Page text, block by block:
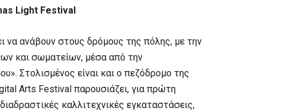
Light Festival
να ανάβουν στους δρόμους της πόλης, με την
και σωματείων, μέσα από την
Στολισμένος είναι και ο πεζόδρομο της
Arts Festival παρουσιάζει, για πρώτη
καλλιτεχνικές εγκαταστάσεις,